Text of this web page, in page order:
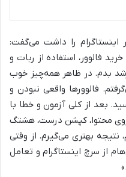
اینستاگرام را داشت می‌گفت:
فالوور، استفاده از ربات و
بدم. در ظاهر همه‌چیز خوب
فالوورها واقعی نبودن و
بعد از کلی آزمون و خطا با
محتوا، کپشن درست، هشتگ
نتیجه بهتری می‌گیرم. از وقتی
از سرچ اینستاگرام و تعامل